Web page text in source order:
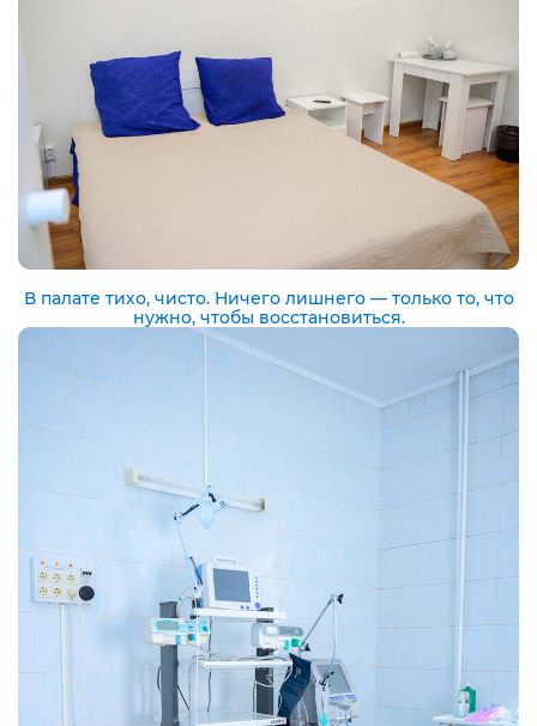
В палате тихо, чисто. Ничего лишнего — только то, что
нужно, чтобы восстановиться.